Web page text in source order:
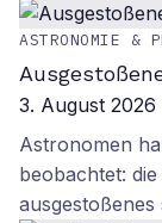
ASTRONOMIE &
3. August 2026
Astronomen
beobachtet: